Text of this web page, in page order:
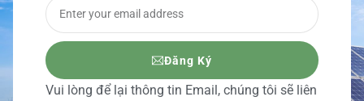
Đăng Ký
Vui lòng để lại thông tin Email, chúng tôi sẽ liên